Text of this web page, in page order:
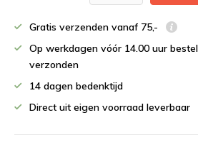
Gratis verzenden vanaf 75,-
Op werkdagen vóór 14.00 uur
verzonden
14 dagen bedenktijd
Direct uit eigen voorraad leverbaar